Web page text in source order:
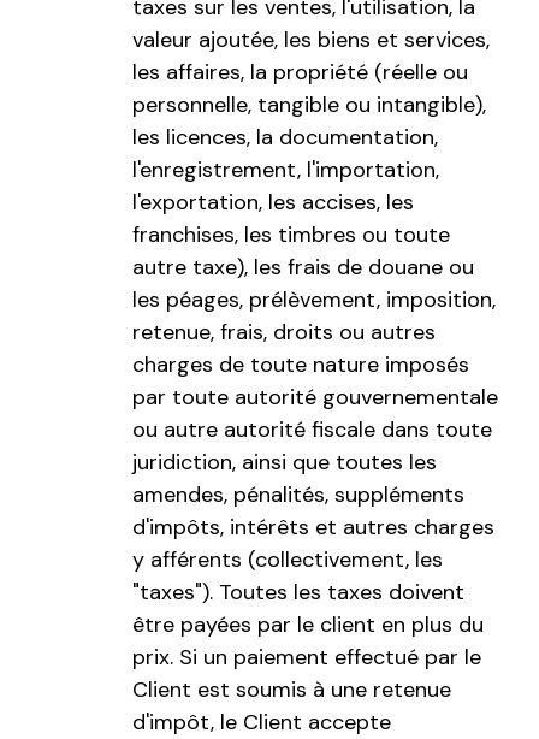
taxes sur les ventes, l'utilisation, la
valeur ajoutée, les biens et services,
les affaires, la propriété (réelle ou
personnelle, tangible ou intangible),
les licences, la documentation,
l'enregistrement, l'importation,
l'exportation, les accises, les
franchises, les timbres ou toute
autre taxe), les frais de douane ou
les péages, prélèvement, imposition,
retenue, frais, droits ou autres
charges de toute nature imposés
par toute autorité gouvernementale
ou autre autorité fiscale dans toute
juridiction, ainsi que toutes les
amendes, pénalités, suppléments
d'impôts, intérêts et autres charges
y afférents (collectivement, les
"taxes"). Toutes les taxes doivent
être payées par le client en plus du
prix. Si un paiement effectué par le
Client est soumis à une retenue
d'impôt, le Client accepte